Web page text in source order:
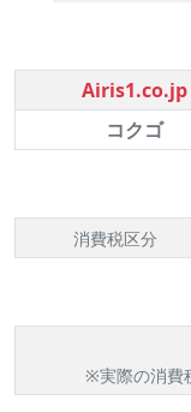
Airis1.co.jp
コクゴ
消費税区分
※実際の消費